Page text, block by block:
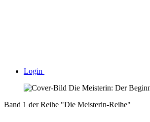
Login
Band 1 der Reihe "Die Meisterin-Reihe"